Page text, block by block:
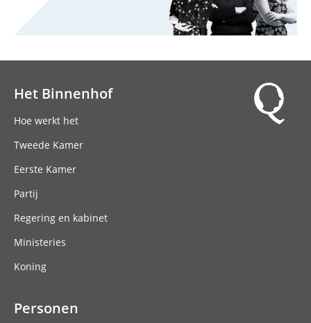
Het Binnenhof
Hoe werkt het
Tweede Kamer
Eerste Kamer
Partij
Regering en kabinet
Ministeries
Koning
Personen